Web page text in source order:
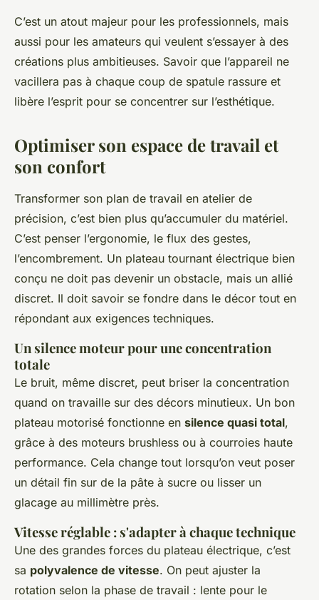
C’est un atout majeur pour les professionnels, mais
aussi pour les amateurs qui veulent s’essayer à des
créations plus ambitieuses. Savoir que l’appareil ne
vacillera pas à chaque coup de spatule rassure et
libère l’esprit pour se concentrer sur l’esthétique.
Optimiser son espace de travail et
son confort
Transformer son plan de travail en atelier de
précision, c’est bien plus qu’accumuler du matériel.
C’est penser l’ergonomie, le flux des gestes,
l’encombrement. Un plateau tournant électrique bien
conçu ne doit pas devenir un obstacle, mais un allié
discret. Il doit savoir se fondre dans le décor tout en
répondant aux exigences techniques.
Un silence moteur pour une concentration
totale
Le bruit, même discret, peut briser la concentration
quand on travaille sur des décors minutieux. Un bon
plateau motorisé fonctionne en silence quasi total,
grâce à des moteurs brushless ou à courroies haute
performance. Cela change tout lorsqu’on veut poser
un détail fin sur de la pâte à sucre ou lisser un
glacage au millimètre près.
Vitesse réglable : s'adapter à chaque technique
Une des grandes forces du plateau électrique, c’est
sa polyvalence de vitesse. On peut ajuster la
rotation selon la phase de travail : lente pour le